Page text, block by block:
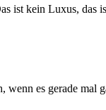
ist kein Luxus, das
es gerade mal